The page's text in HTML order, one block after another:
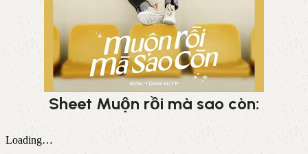
Sheet Muộn rồi mà sao còn: